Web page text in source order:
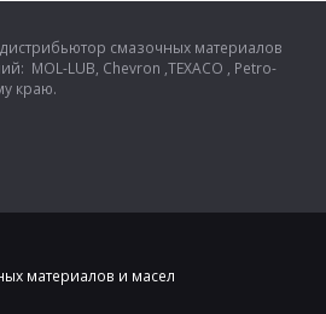
смазочных материалов
MOL-LUB, Chevron ,TEXACO , Petro-
краю.
материалов и масел